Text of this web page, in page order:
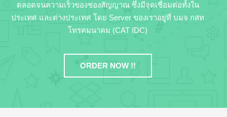
ตลอดจนความเร็วของช่องสัญญาณ ซึ่งมีจุดเชื่อมต่อทั้งใน
ประเทศ และต่างประเทศ โดย Server ของเราอยู่ที่ บมจ กสท
โทรคมนาคม (CAT IDC)
ORDER NOW !!